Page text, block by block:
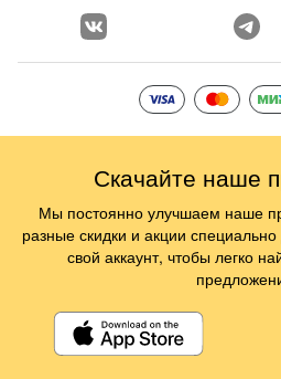
Скачайте наше
Мы постоянно улучшаем наше
разные скидки и акции
свой аккаунт, чтобы легко